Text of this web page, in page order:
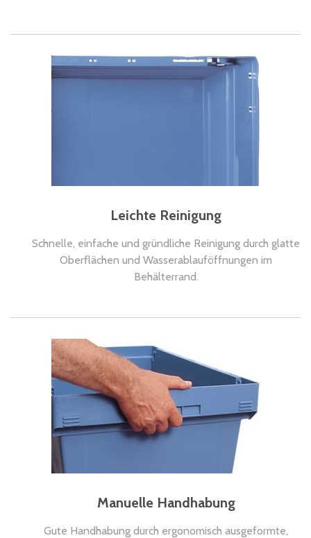
Leichte Reinigung
Schnelle, einfache und gründliche Reinigung durch glatte
Oberflächen und Wasserablauföffnungen im
Behälterrand.
Manuelle Handhabung
Gute Handhabung durch ergonomisch ausgeformte,